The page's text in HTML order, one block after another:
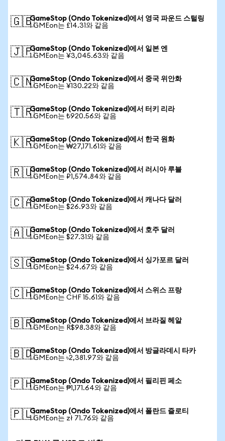
🇬🇧GameStop (Ondo Tokenized)에서 영국 파운드 스털링
1 GMEon는 £14.31와 같음
🇯🇵GameStop (Ondo Tokenized)에서 일본 엔
1 GMEon는 ¥3,045.63와 같음
🇨🇳GameStop (Ondo Tokenized)에서 중국 위안화
1 GMEon는 ¥130.22와 같음
🇹🇷GameStop (Ondo Tokenized)에서 터키 리라
1 GMEon는 ₺920.56와 같음
🇰🇷GameStop (Ondo Tokenized)에서 한국 원화
1 GMEon는 ₩27,171.61와 같음
🇷🇺GameStop (Ondo Tokenized)에서 러시아 루블
1 GMEon는 ₽1,574.84와 같음
🇨🇦GameStop (Ondo Tokenized)에서 캐나다 달러
1 GMEon는 $26.93와 같음
🇦🇺GameStop (Ondo Tokenized)에서 호주 달러
1 GMEon는 $27.31와 같음
🇸🇬GameStop (Ondo Tokenized)에서 싱가포르 달러
1 GMEon는 $24.67와 같음
🇨🇭GameStop (Ondo Tokenized)에서 스위스 프랑
1 GMEon는 CHF 15.61와 같음
🇧🇷GameStop (Ondo Tokenized)에서 브라질 헤알
1 GMEon는 R$98.38와 같음
🇧🇩GameStop (Ondo Tokenized)에서 방글라데시 타카
1 GMEon는 ৳2,381.97와 같음
🇵🇭GameStop (Ondo Tokenized)에서 필리핀 페소
1 GMEon는 ₱1,171.64와 같음
🇵🇱GameStop (Ondo Tokenized)에서 폴란드 즐로티
1 GMEon는 zł 71.76와 같음